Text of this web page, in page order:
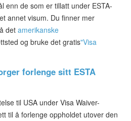
enn de som er tillatt under ESTA-
annet visum. Du finner mer
det amerikanske
og bruke det gratis"Visa
forlenge sitt ESTA
til USA under Visa Waiver-
til å forlenge oppholdet utover den